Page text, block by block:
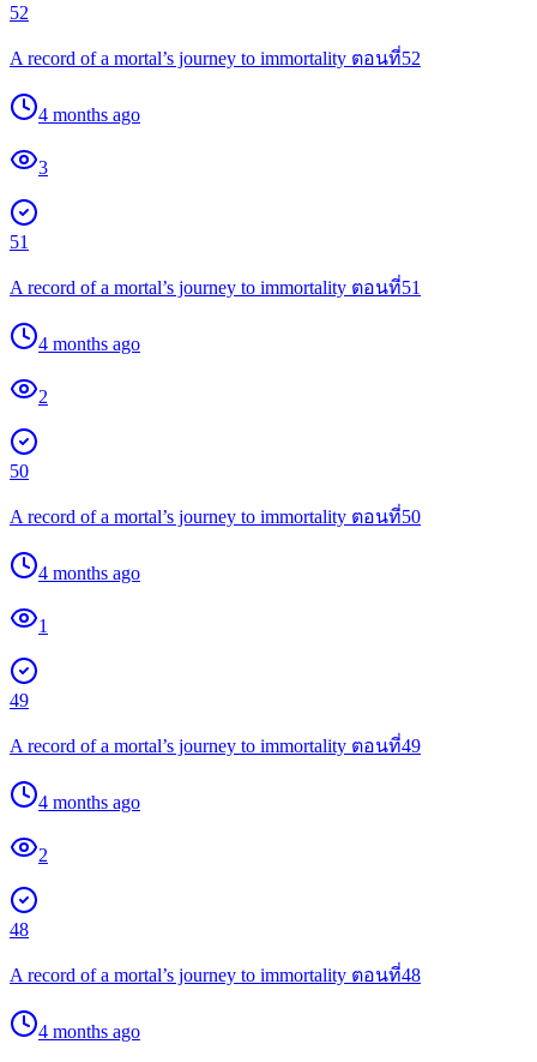
52
A record of a mortal’s journey to immortality ตอนที่52
4 months ago
3
51
A record of a mortal’s journey to immortality ตอนที่51
4 months ago
2
50
A record of a mortal’s journey to immortality ตอนที่50
4 months ago
1
49
A record of a mortal’s journey to immortality ตอนที่49
4 months ago
2
48
A record of a mortal’s journey to immortality ตอนที่48
4 months ago